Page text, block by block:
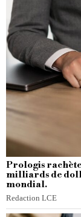
Prologis
milliards de
mondial.
Redaction LCE